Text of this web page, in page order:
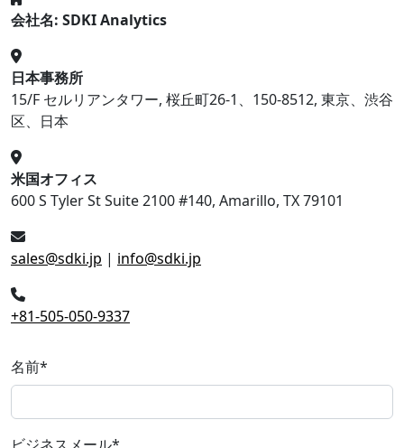
会社名: SDKI Analytics
日本事務所
15/F セルリアンタワー, 桜丘町26-1、150-8512, 東京、渋谷
区、日本
米国オフィス
600 S Tyler St Suite 2100 #140, Amarillo, TX 79101
sales@sdki.jp | info@sdki.jp
+81-505-050-9337
名前*